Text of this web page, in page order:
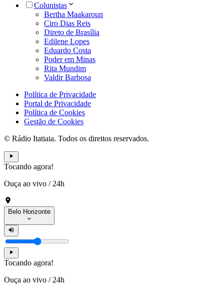
Colunistas
Bertha Maakaroun
Ciro Dias Reis
Direto de Brasília
Edilene Lopes
Eduardo Costa
Poder em Minas
Rita Mundim
Valdir Barbosa
Política de Privacidade
Portal de Privacidade
Política de Cookies
Gestão de Cookies
© Rádio Itatiaia. Todos os direitos reservados.
Tocando agora!
Ouça ao vivo / 24h
Belo Horizonte
Tocando agora!
Ouça ao vivo / 24h